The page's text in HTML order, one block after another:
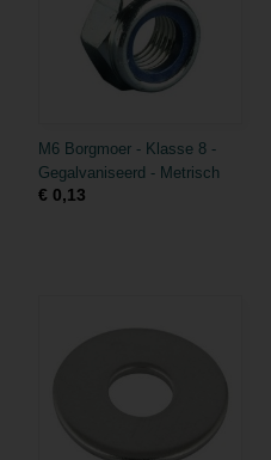
M6 Borgmoer - Klasse 8 -
Gegalvaniseerd - Metrisch
€ 0,13